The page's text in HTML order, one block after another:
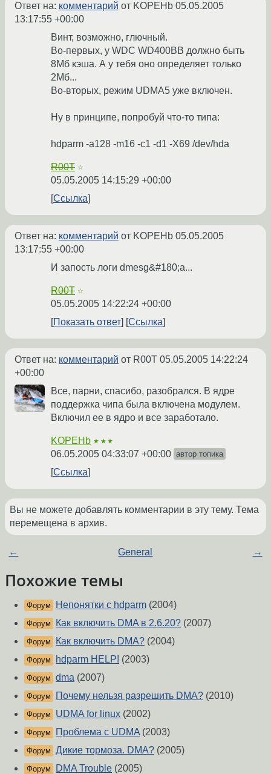
Ответ на: комментарий от KOPEHb 05.05.2005
13:17:55 +00:00
Винт, возможно, глючный.
Во-первых, у WDC WD400BB должно быть
8Мб кэша. А у тебя оно определяет только
2Мб...
Во-вторых, режим UDMA5 уже включен.
Ну в принципе, попробуй что-то типа:
hdparm -a128 -m16 -c1 -d1 -X69 /dev/hda
R00T ☆
05.05.2005 14:15:29 +00:00
Ссылка
Ответ на: комментарий от KOPEHb 05.05.2005
13:17:55 +00:00
И запость логи dmesg&#180;а...
R00T ☆
05.05.2005 14:22:24 +00:00
Показать ответ
Ссылка
Ответ на: комментарий от R00T 05.05.2005 14:22:24
+00:00
Все, парни, спасибо, разобрался. В ядре
поддержка чипа была включена модулем.
Включил ее в ядро и все заработало.
KOPEHb ★★★
06.05.2005 04:33:07 +00:00 автор топика
Ссылка
Вы не можете добавлять комментарии в эту тему. Тема
перемещена в архив.
← General →
Похожие темы
Форум Непонятки с hdparm (2004)
Форум Как включить DMA в 2.6.20? (2007)
Форум Как включить DMA? (2004)
Форум hdparm HELP! (2003)
Форум dma (2007)
Форум Почему нельзя разрешить DMA? (2010)
Форум UDMA for linux (2002)
Форум Проблема с UDMA (2003)
Форум Дикие тормоза. DMA? (2005)
Форум DMA Trouble (2005)